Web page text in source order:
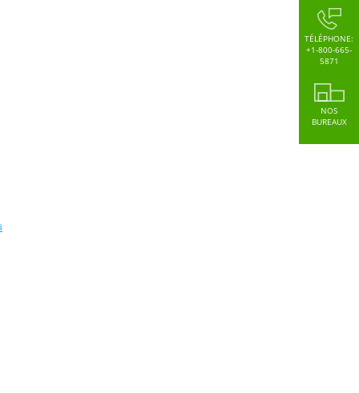
TÉLÉPHONE:
+1-800-665-
5871
NOS
BUREAUX